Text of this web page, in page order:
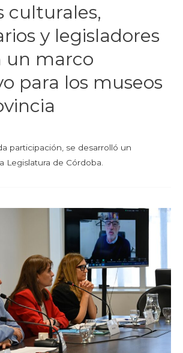
culturales,
y legisladores
un marco
para los museos
participación, se desarrolló un
Legislatura de Córdoba.